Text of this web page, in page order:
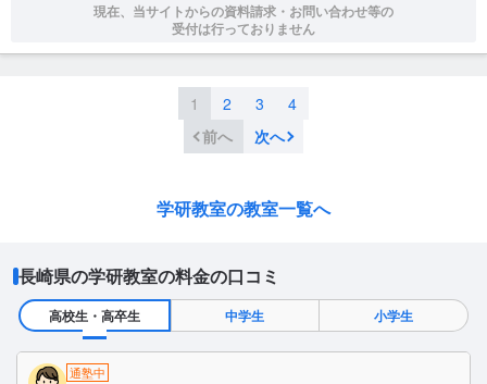
現在、当サイトからの資料請求・お問い合わせ等の
受付は行っておりません
1 2 3
4
前へ
次へ
学研教室の教室一覧へ
長崎県の学研教室の料金の口コミ
高校生・高卒生 中学生 小学生
通塾中